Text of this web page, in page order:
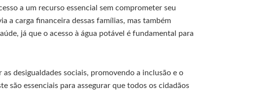
a um recurso essencial sem comprometer seu
a carga financeira dessas famílias, mas também
já que o acesso à água potável é fundamental para
desigualdades sociais, promovendo a inclusão e o
são essenciais para assegurar que todos os cidadãos